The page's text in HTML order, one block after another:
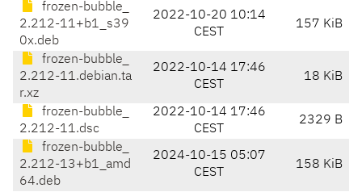
frozen-bubble_
2.212-11+b1_s39
0x.deb
2022-10-20 10:14
CEST
157 KiB
frozen-bubble_
2.212-11.debian.ta
r.xz
2022-10-14 17:46
CEST
18 KiB
frozen-bubble_
2.212-11.dsc
2022-10-14 17:46
CEST
2329 B
frozen-bubble_
2.212-13+b1_amd
64.deb
2024-10-15 05:07
CEST
158 KiB